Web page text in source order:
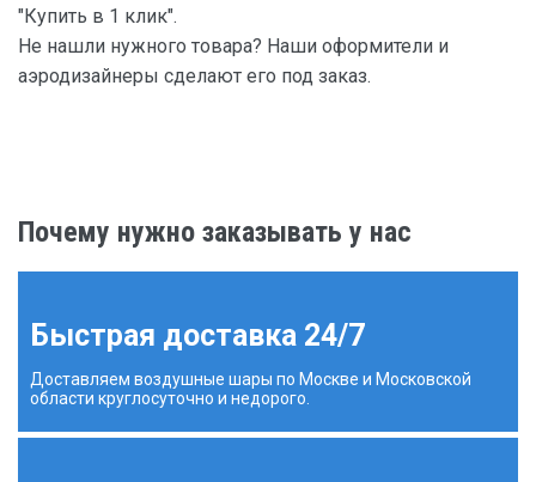
"Купить в 1 клик".
Не нашли нужного товара? Наши оформители и
аэродизайнеры сделают его под заказ.
Почему нужно заказывать у нас
Быстрая доставка 24/7
Доставляем воздушные шары по Москве и Московской
области круглосуточно и недорого.